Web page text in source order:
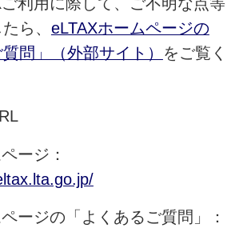
ら、 eLTAXホームページの
質問」（外部サイト） をご覧く
ージ：
ージの「よくあるご質問」：